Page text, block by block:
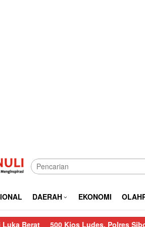
DAERAH EKONOMI
500 Kios Ludes, Polres Sibolga